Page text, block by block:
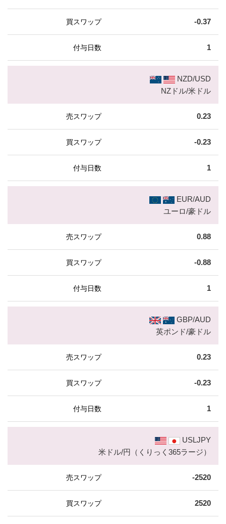
-0.37
1
NZD/USD
NZドル/米ドル
0.23
-0.23
1
EUR/AUD
ユーロ/豪ドル
0.88
-0.88
1
GBP/AUD
英ポンド/豪ドル
0.23
-0.23
1
USLJPY
米ドル/円（くりっく365ラージ）
-2520
2520